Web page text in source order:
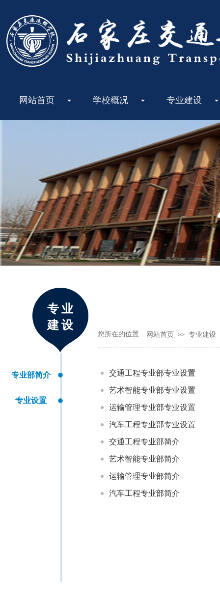
网站首页 学校概况 专业建设
专业
建设
您所在的位置 网站首页 >> 专业建设
专业部简介
专业设置
交通工程专业部专业设置
艺术智能专业部专业设置
运输管理专业部专业设置
汽车工程专业部专业设置
交通工程专业部简介
艺术智能专业部简介
运输管理专业部简介
汽车工程专业部简介